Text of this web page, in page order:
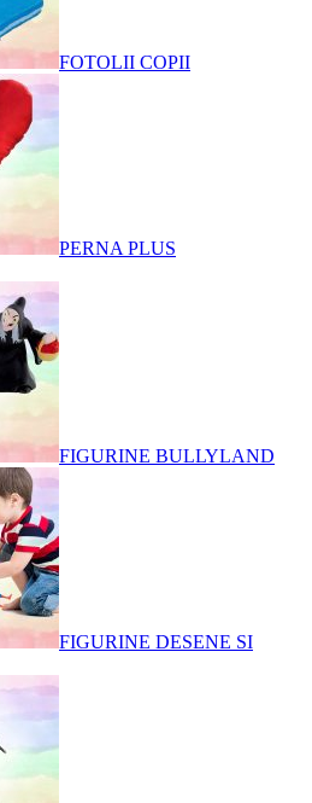
FOTOLII COPII
PERNA PLUS
FIGURINE BULLYLAND
FIGURINE DESENE SI